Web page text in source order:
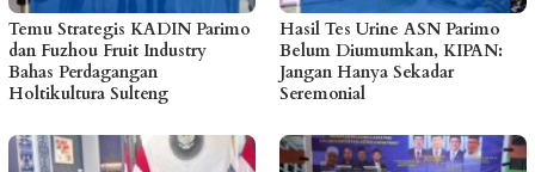
Temu Strategis KADIN Parimo
dan Fuzhou Fruit Industry
Bahas Perdagangan
Holtikultura Sulteng
Hasil Tes Urine ASN Parimo
Belum Diumumkan, KIPAN:
Jangan Hanya Sekadar
Seremonial